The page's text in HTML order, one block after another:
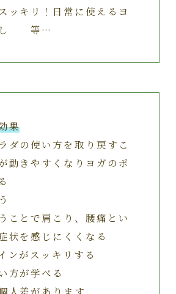
ッキリ！日常に使えるヨ
し 等…
果
ダの使い方を取り戻すこ
動きやすくなりヨガのポ
ことで肩こり、腰痛とい
状を感じにくくなる
ンがスッキリする
方が学べる
人差があります